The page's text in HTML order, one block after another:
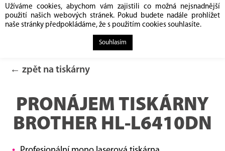
← zpět na tiskárny
PRONÁJEM TISKÁRNY
BROTHER HL-L6410DN
Užíváme cookies, abychom vám zajistili co možná nejsnadnější
použití našich webových stránek. Pokud budete nadále prohlížet
naše stránky předpokládáme, že s použitím cookies souhlasíte.
Souhlasím